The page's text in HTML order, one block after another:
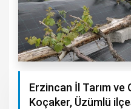
Erzincan İl Tarım
Koçaker, Üzümlü